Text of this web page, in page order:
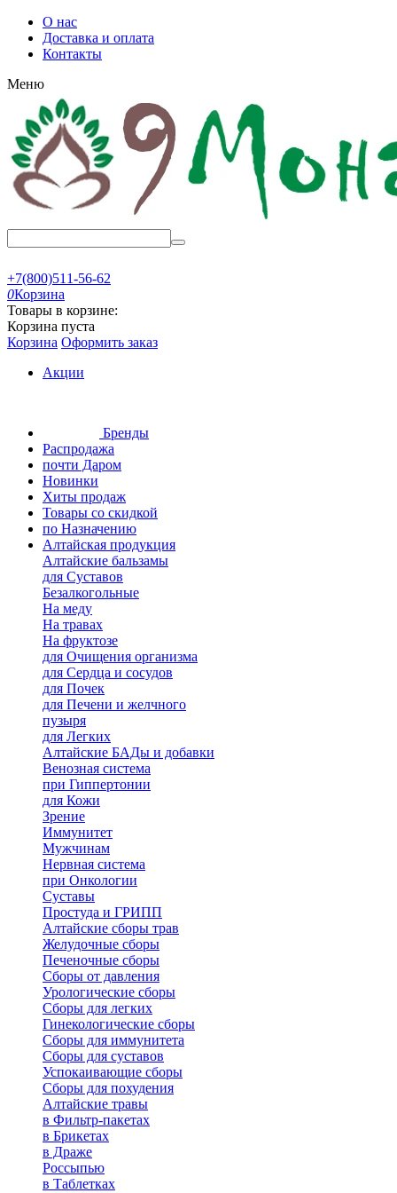
О нас
Доставка и оплата
Контакты
Меню
+7(800)511-56-62
0Корзина
Товары в корзине:
Корзина пуста
Корзина Оформить заказ
Акции
Бренды
Распродажа
почти Даром
Новинки
Хиты продаж
Товары со скидкой
по Назначению
Алтайская продукция
Алтайские бальзамы
для Суставов
Безалкогольные
На меду
На травах
На фруктозе
для Очищения организма
для Сердца и сосудов
для Почек
для Печени и желчного
пузыря
для Легких
Алтайские БАДы и добавки
Венозная система
при Гиппертонии
для Кожи
Зрение
Иммунитет
Мужчинам
Нервная система
при Онкологии
Суставы
Простуда и ГРИПП
Алтайские сборы трав
Желудочные сборы
Печеночные сборы
Сборы от давления
Урологические сборы
Сборы для легких
Гинекологические сборы
Сборы для иммунитета
Сборы для суставов
Успокаивающие сборы
Сборы для похудения
Алтайские травы
в Фильтр-пакетах
в Брикетах
в Драже
Россыпью
в Таблетках